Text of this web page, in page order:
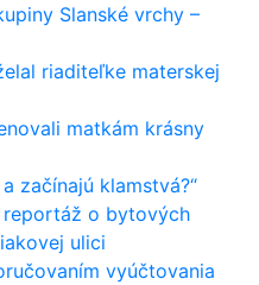
Slanské vrchy –
riaditeľke materskej
matkám krásny
začínajú klamstvá?“
reportáž o bytových
ulici
vyúčtovania